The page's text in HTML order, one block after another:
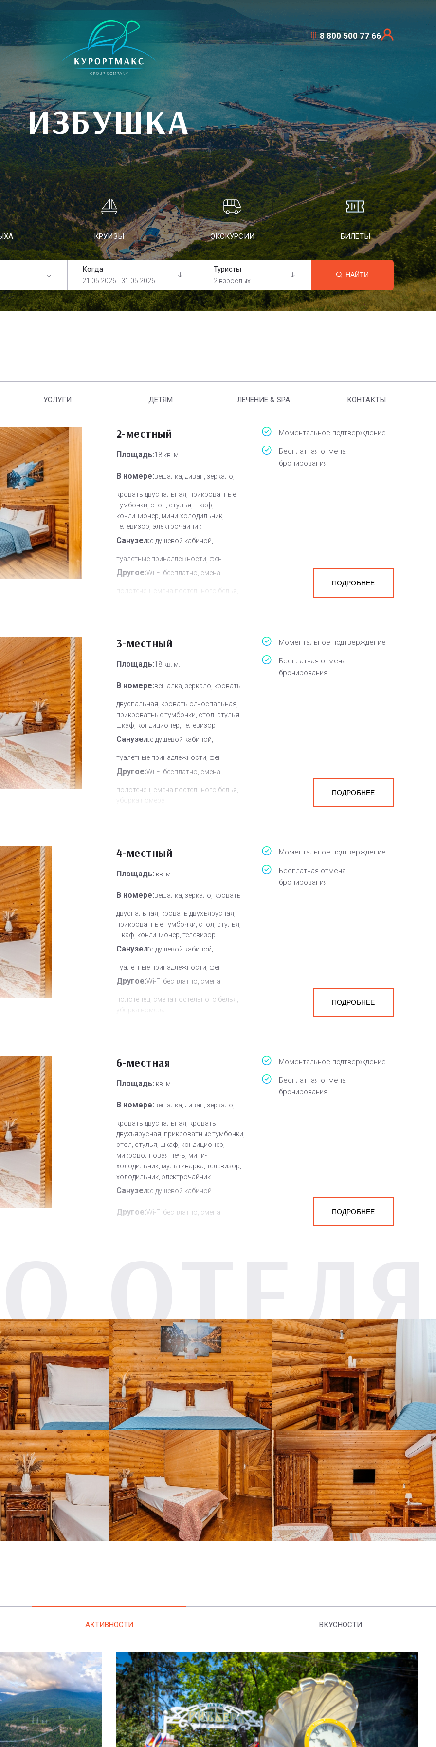
8 800 500 77 66
ИЗБУШКА
КРУИЗЫ ЭКСКУРСИИ БИЛЕТЫ
Когда
21.05.2026 - 31.05.2026
Туристы
2 взрослых
НАЙТИ
УСЛУГИ ДЕТЯМ ЛЕЧЕНИЕ & SPA КОНТАКТЫ
2-местный
Площадь:18 кв. м.
В номере:вешалка, диван, зеркало,
кровать двуспальная, прикроватные
тумбочки, стол, стулья, шкаф,
кондиционер, мини-холодильник,
телевизор, электрочайник
Санузел:с душевой кабиной,
туалетные принадлежности, фен
Другое:Wi-Fi бесплатно, смена
полотенец, смена постельного белья,
Моментальное подтверждение
Бесплатная отмена
бронирования
ПОДРОБНЕЕ
3-местный
Площадь:18 кв. м.
В номере:вешалка, зеркало, кровать
двуспальная, кровать односпальная,
прикроватные тумбочки, стол, стулья,
шкаф, кондиционер, телевизор
Санузел:с душевой кабиной,
туалетные принадлежности, фен
Другое:Wi-Fi бесплатно, смена
полотенец, смена постельного белья,
уборка номера
Моментальное подтверждение
Бесплатная отмена
бронирования
ПОДРОБНЕЕ
4-местный
Площадь: кв. м.
В номере:вешалка, зеркало, кровать
двуспальная, кровать двухъярусная,
прикроватные тумбочки, стол, стулья,
шкаф, кондиционер, телевизор
Санузел:с душевой кабиной,
туалетные принадлежности, фен
Другое:Wi-Fi бесплатно, смена
полотенец, смена постельного белья,
уборка номера
Моментальное подтверждение
Бесплатная отмена
бронирования
ПОДРОБНЕЕ
6-местная
Площадь: кв. м.
В номере:вешалка, диван, зеркало,
кровать двуспальная, кровать
двухъярусная, прикроватные тумбочки,
стол, стулья, шкаф, кондиционер,
микроволновая печь, мини-
холодильник, мультиварка, телевизор,
холодильник, электрочайник
Санузел:с душевой кабиной
Другое:Wi-Fi бесплатно, смена
Моментальное подтверждение
Бесплатная отмена
бронирования
ПОДРОБНЕЕ
ОТЕЛЯ
АКТИВНОСТИ ВКУСНОСТИ